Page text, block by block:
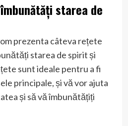
starea de
prezenta câteva rețete
starea de spirit și
sunt ideale pentru a fi
principale, și vă vor ajuta
și să vă îmbunătățiți